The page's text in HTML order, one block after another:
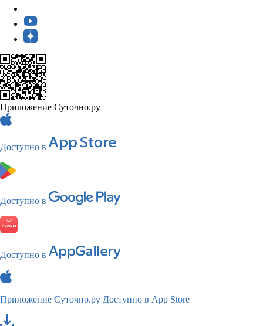
Приложение Суточно.ру
Доступно в
Доступно в
Доступно в
Приложение Суточно.ру Доступно в App Store